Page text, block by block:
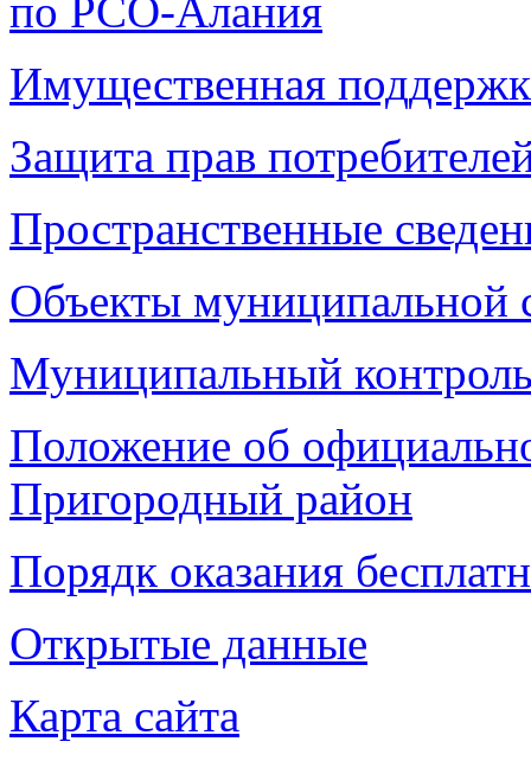
по РСО-Алания
Имущественная
Защита прав
Пространственные
Объекты муниципальной
Муниципальный
Положение об
Пригородный район
Порядк оказания
Открытые данные
Карта сайта